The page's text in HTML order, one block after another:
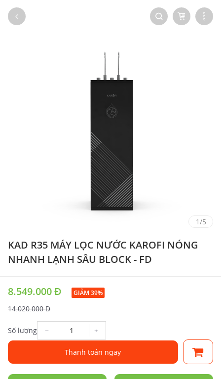
1/5
KAD R35 MÁY LỌC NƯỚC KAROFI NÓNG
NHANH LẠNH SÂU BLOCK - FD
8.549.000 Đ GIẢM 39%
14.020.000 Đ
Số lượng − +
Thanh toán ngay